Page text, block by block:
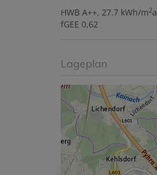
HWB A++, 27.7 kWh/m2a
fGEE 0,62
Lageplan